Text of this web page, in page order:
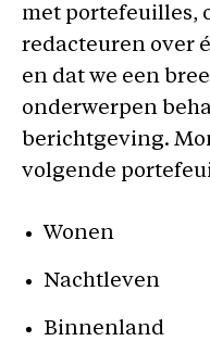
met portefeuilles,
redacteuren over
en dat we een
onderwerpen
berichtgeving.
volgende
Wonen
Nachtleven
Binnenland